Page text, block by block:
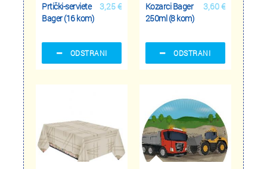
3,25 €
Prtički-serviete
Bager (16 kom)
ODSTRANI
3,60 €
Kozarci Bager
250ml (8 kom)
ODSTRANI